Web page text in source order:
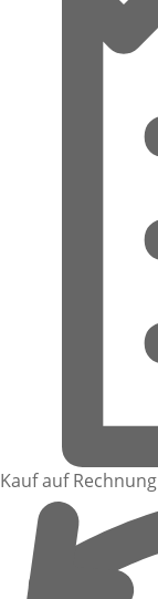
Kauf auf Rechnung